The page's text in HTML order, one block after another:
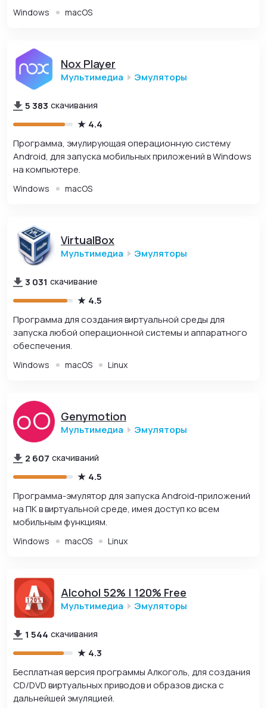
Windows macOS
Nox Player
Мультимедиа Эмуляторы
5 383 скачивания
4.4
Программа, эмулирующая операционную систему
Android, для запуска мобильных приложений в Windows
на компьютере.
Windows macOS
VirtualBox
Мультимедиа Эмуляторы
3 031 скачивание
4.5
Программа для создания виртуальной среды для
запуска любой операционной системы и аппаратного
обеспечения.
Windows macOS Linux
Genymotion
Мультимедиа Эмуляторы
2 607 скачиваний
4.5
Программа-эмулятор для запуска Android-приложений
на ПК в виртуальной среде, имея доступ ко всем
мобильным функциям.
Windows macOS Linux
Alcohol 52% | 120% Free
Мультимедиа Эмуляторы
1 544 скачивания
4.3
Бесплатная версия программы Алкоголь, для создания
CD/DVD виртуальных приводов и образов диска с
дальнейшей эмуляцией.